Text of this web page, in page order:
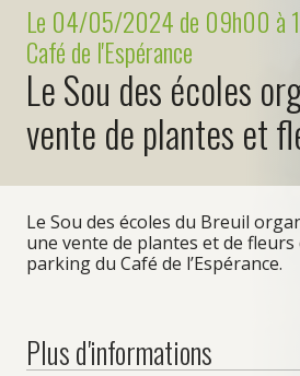
Vie municipale
Le Conseil Municipal
Le Personnel Communal
Population
La Mairie
Le Conseil Municipal des Enfants
Le 04/05/2024 de 09h00 à
Café de l'Espérance
Le Sou des écoles
vente de plantes et
Le Sou des écoles du Breuil
une vente de plantes et de fleurs
parking du Café de l’Espérance.
Plus d'informations